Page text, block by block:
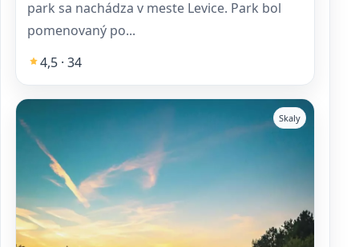
park sa nachádza v meste Levice. Park bol
pomenovaný po...
4,5 · 34
Skaly